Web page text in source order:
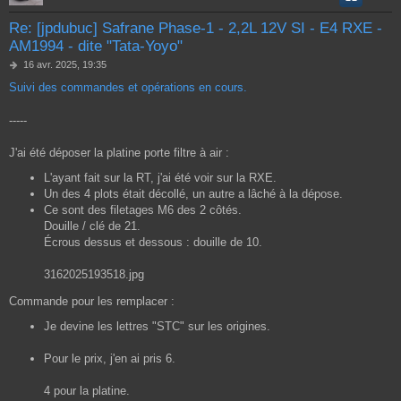
Re: [jpdubuc] Safrane Phase-1 - 2,2L 12V SI - E4 RXE -
AM1994 - dite "Tata-Yoyo"
M
s
16 avr. 2025, 19:35
Suivi des commandes et opérations en cours.
-----
J'ai été déposer la platine porte filtre à air :
L'ayant fait sur la RT, j'ai été voir sur la RXE.
Un des 4 plots était décollé, un autre a lâché à la dépose.
Ce sont des filetages M6 des 2 côtés.
Douille / clé de 21.
Écrous dessus et dessous : douille de 10.
3162025193518.jpg
Commande pour les remplacer :
Je devine les lettres "STC" sur les origines.
Pour le prix, j'en ai pris 6.
4 pour la platine.